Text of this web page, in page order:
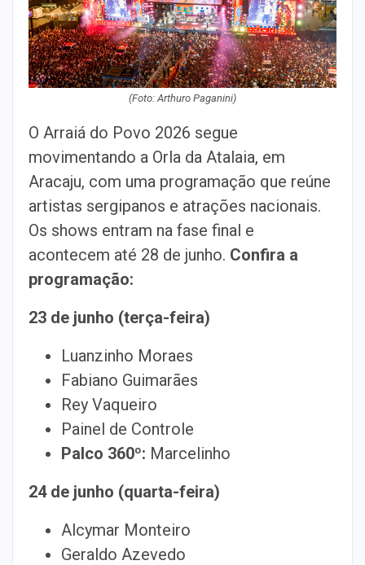
(Foto: Arthuro Paganini)
O Arraiá do Povo 2026 segue
movimentando a Orla da Atalaia, em
Aracaju, com uma programação que reúne
artistas sergipanos e atrações nacionais.
Os shows entram na fase final e
acontecem até 28 de junho. Confira a
programação:
23 de junho (terça-feira)
Luanzinho Moraes
Fabiano Guimarães
Rey Vaqueiro
Painel de Controle
Palco 360º: Marcelinho
24 de junho (quarta-feira)
Alcymar Monteiro
Geraldo Azevedo